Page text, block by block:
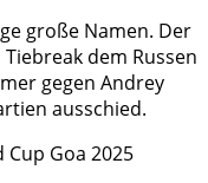
große Namen. Der
dem Russen
gegen Andrey
ausschied.